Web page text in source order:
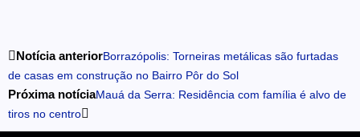
Notícia anteriorBorrazópolis: Torneiras metálicas são furtadas
de casas em construção no Bairro Pôr do Sol
Próxima notíciaMauá da Serra: Residência com família é alvo de
tiros no centro